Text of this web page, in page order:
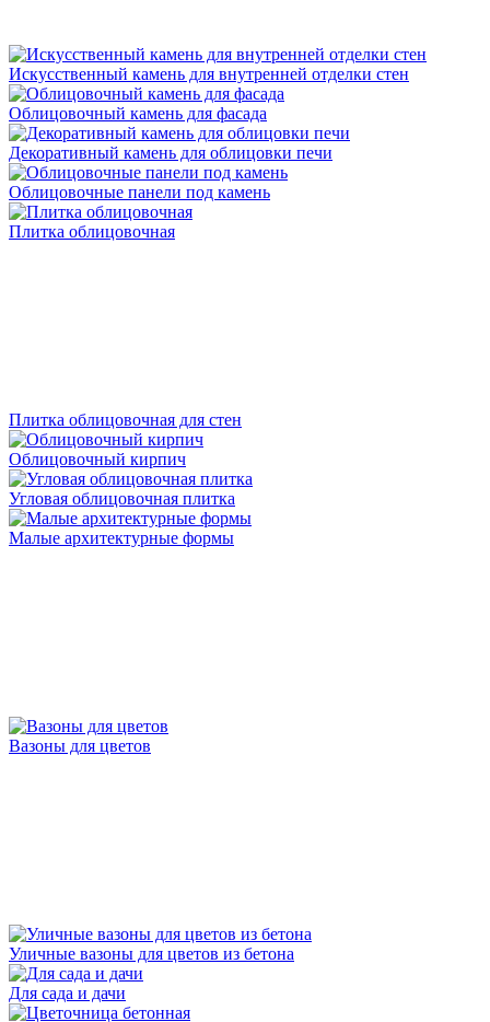
Искусственный камень для внутренней отделки стен
Облицовочный камень для фасада
Декоративный камень для облицовки печи
Облицовочные панели под камень
Плитка облицовочная
Плитка облицовочная для стен
Облицовочный кирпич
Угловая облицовочная плитка
Малые архитектурные формы
Вазоны для цветов
Уличные вазоны для цветов из бетона
Для сада и дачи